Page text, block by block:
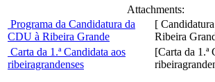
Attachments:
Programa da Candidatura da
CDU à Ribeira Grande
[
Ribeira
Carta da 1.ª Candidata aos
ribeiragrandenses
[Carta da 1.ª